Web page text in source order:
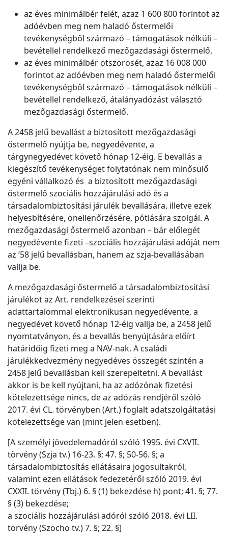
az éves minimálbér felét, azaz 1 600 800 forintot az
adóévben meg nem haladó őstermelői
tevékenységből származó – támogatások nélküli –
bevétellel rendelkező mezőgazdasági őstermelő,
az éves minimálbér ötszörösét, azaz 16 008 000
forintot az adóévben meg nem haladó őstermelői
tevékenységből származó – támogatások nélküli –
bevétellel rendelkező, átalányadózást választó
mezőgazdasági őstermelő.
A 2458 jelű bevallást a biztosított mezőgazdasági
őstermelő nyújtja be, negyedévente, a
tárgynegyedévet követő hónap 12-éig. E bevallás a
kiegészítő tevékenységet folytatónak nem minősülő
egyéni vállalkozó és a biztosított mezőgazdasági
őstermelő szociális hozzájárulási adó és a
társadalombiztosítási járulék bevallására, illetve ezek
helyesbítésére, önellenőrzésére, pótlására szolgál. A
mezőgazdasági őstermelő azonban – bár előlegét
negyedévente fizeti –szociális hozzájárulási adóját nem
az ’58 jelű bevallásban, hanem az szja-bevallásában
vallja be.
A mezőgazdasági őstermelő a társadalombiztosítási
járulékot az Art. rendelkezései szerinti
adattartalommal elektronikusan negyedévente, a
negyedévet követő hónap 12-éig vallja be, a 2458 jelű
nyomtatványon, és a bevallás benyújtására előírt
határidőig fizeti meg a NAV-nak. A családi
járulékkedvezmény negyedéves összegét szintén a
2458 jelű bevallásban kell szerepeltetni. A bevallást
akkor is be kell nyújtani, ha az adózónak fizetési
kötelezettsége nincs, de az adózás rendjéről szóló
2017. évi CL. törvényben (Art.) foglalt adatszolgáltatási
kötelezettsége van (mint jelen esetben).
[A személyi jövedelemadóról szóló 1995. évi CXVII.
törvény (Szja tv.) 16-23. §; 47. §; 50-56. §; a
társadalombiztosítás ellátásaira jogosultakról,
valamint ezen ellátások fedezetéről szóló 2019. évi
CXXII. törvény (Tbj.) 6. § (1) bekezdése h) pont; 41. §; 77.
§ (3) bekezdése;
a szociális hozzájárulási adóról szóló 2018. évi LII.
törvény (Szocho tv.) 7. §; 22. §]